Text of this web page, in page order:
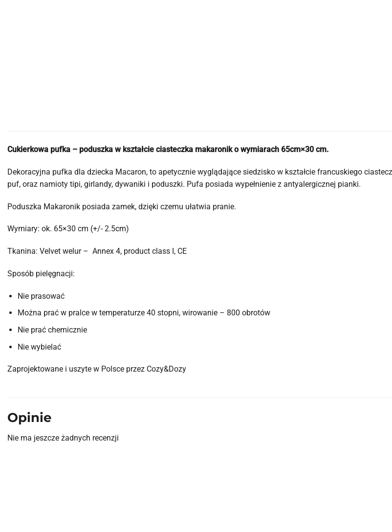
Cukierkowa pufka – poduszka w kształcie ciasteczka makaronik o wymiarach 65cm×30 cm.
Dekoracyjna pufka dla dziecka Macaron, to apetycznie wyglądające siedzisko w kształcie francuskiego
puf, oraz namioty tipi, girlandy, dywaniki i poduszki. Pufa posiada wypełnienie z antyalergicznej pianki.
Poduszka Makaronik posiada zamek, dzięki czemu ułatwia pranie.
Wymiary: ok. 65×30 cm (+/- 2.5cm)
Tkanina: Velvet welur – Annex 4, product class I, CE
Sposób pielęgnacji:
Nie prasować
Można prać w pralce w temperaturze 40 stopni, wirowanie – 800 obrotów
Nie prać chemicznie
Nie wybielać
Zaprojektowane i uszyte w Polsce przez Cozy&Dozy
Opinie
Nie ma jeszcze żadnych recenzji